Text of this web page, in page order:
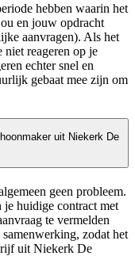
hebben waarin het
en jouw opdracht
aanvragen). Als het
reageren op je
echter snel en
gebaat mee zijn om
uit Niekerk De
geen probleem.
huidige contract met
te vermelden
zodat het
uit Niekerk De